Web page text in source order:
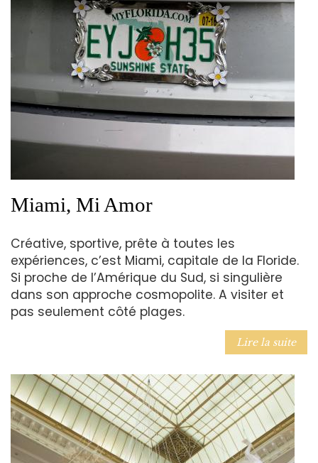
Miami, Mi Amor
Créative, sportive, prête à toutes les
expériences, c’est Miami, capitale de la Floride.
Si proche de l’Amérique du Sud, si singulière
dans son approche cosmopolite. A visiter et
pas seulement côté plages.
Lire la suite